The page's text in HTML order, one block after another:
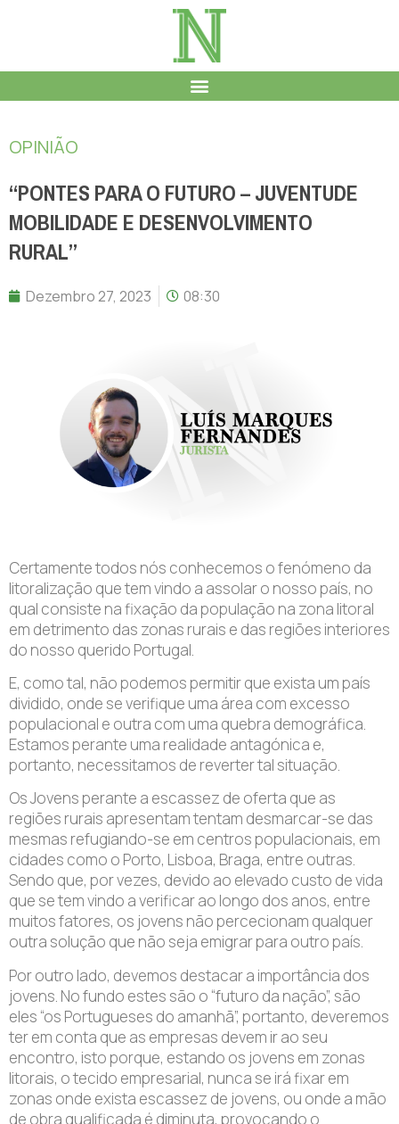
OPINIÃO
“PONTES PARA O FUTURO – JUVENTUDE
MOBILIDADE E DESENVOLVIMENTO
RURAL”
Dezembro 27, 2023 08:30
Certamente todos nós conhecemos o fenómeno da
litoralização que tem vindo a assolar o nosso país, no
qual consiste na fixação da população na zona litoral
em detrimento das zonas rurais e das regiões interiores
do nosso querido Portugal.
E, como tal, não podemos permitir que exista um país
dividido, onde se verifique uma área com excesso
populacional e outra com uma quebra demográfica.
Estamos perante uma realidade antagónica e,
portanto, necessitamos de reverter tal situação.
Os Jovens perante a escassez de oferta que as
regiões rurais apresentam tentam desmarcar-se das
mesmas refugiando-se em centros populacionais, em
cidades como o Porto, Lisboa, Braga, entre outras.
Sendo que, por vezes, devido ao elevado custo de vida
que se tem vindo a verificar ao longo dos anos, entre
muitos fatores, os jovens não percecionam qualquer
outra solução que não seja emigrar para outro país.
Por outro lado, devemos destacar a importância dos
jovens. No fundo estes são o “futuro da nação”, são
eles “os Portugueses do amanhã”, portanto, deveremos
ter em conta que as empresas devem ir ao seu
encontro, isto porque, estando os jovens em zonas
litorais, o tecido empresarial, nunca se irá fixar em
zonas onde exista escassez de jovens, ou onde a mão
de obra qualificada é diminuta, provocando o